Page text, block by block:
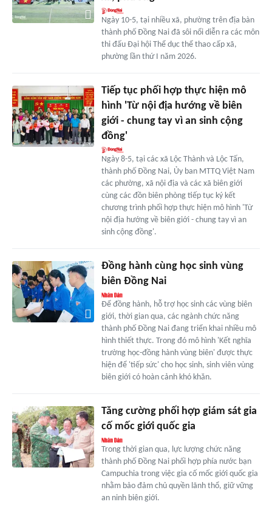
Ngày 10-5, tại nhiều xã, phường trên địa bàn
thành phố Đồng Nai đã sôi nổi diễn ra các môn
thi đấu Đại hội Thể dục thể thao cấp xã,
phường lần thứ I năm 2026.
Tiếp tục phối hợp thực hiện mô
hình 'Từ nội địa hướng về biên
giới - chung tay vì an sinh cộng
đồng'
Ngày 8-5, tại các xã Lộc Thành và Lộc Tấn,
thành phố Đồng Nai, Ủy ban MTTQ Việt Nam
các phường, xã nội địa và các xã biên giới
cùng các đồn biên phòng tiếp tục ký kết
chương trình phối hợp thực hiện mô hình 'Từ
nội địa hướng về biên giới - chung tay vì an
sinh cộng đồng'.
Đồng hành cùng học sinh vùng
biên Đồng Nai
Để đồng hành, hỗ trợ học sinh các vùng biên
giới, thời gian qua, các ngành chức năng
thành phố Đồng Nai đang triển khai nhiều mô
hình thiết thực. Trong đó mô hình 'Kết nghĩa
trường học-đồng hành vùng biên' được thực
hiện để 'tiếp sức' cho học sinh, sinh viên vùng
biên giới có hoàn cảnh khó khăn.
Tăng cường phối hợp giám sát gia
cố mốc giới quốc gia
Trong thời gian qua, lực lượng chức năng
thành phố Đồng Nai phối hợp phía nước bạn
Campuchia trong việc gia cố mốc giới quốc gia
nhằm bảo đảm chủ quyền lãnh thổ, giữ vững
an ninh biên giới.